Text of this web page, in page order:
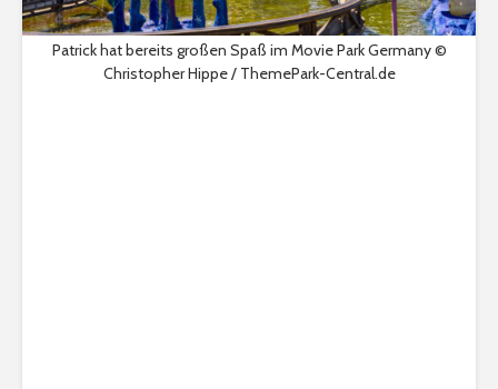
Patrick hat bereits großen Spaß im Movie Park Germany ©
Christopher Hippe / ThemePark-Central.de